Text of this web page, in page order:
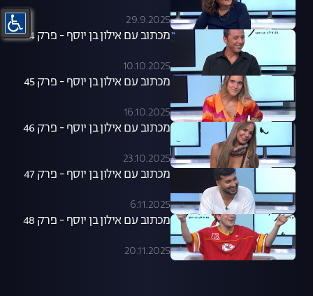
29.9.2025
מכתוב עם אילון בן יוסף - פרק 44
10.10.2025
מכתוב עם אילון בן יוסף - פרק 45
16.10.2025
מכתוב עם אילון בן יוסף - פרק 46
23.10.2025
מכתוב עם אילון בן יוסף - פרק 47
6.11.2025
מכתוב עם אילון בן יוסף - פרק 48
20.11.2025